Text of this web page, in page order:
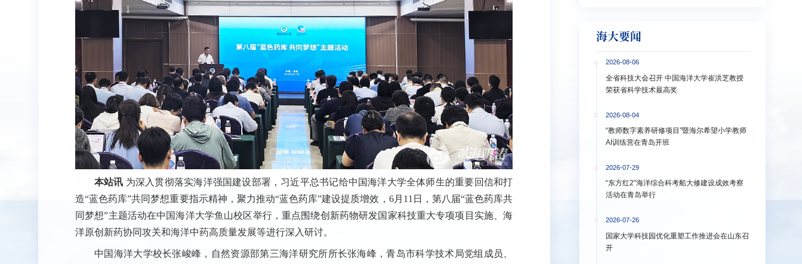
本站讯 为深入贯彻落实海洋强国建设部署，习近平总书记给中国海洋大学全体师生的重要回信和打
造“蓝色药库”共同梦想重要指示精神，聚力推动“蓝色药库”建设提质增效，6月11日，第八届“蓝色药库共
同梦想”主题活动在中国海洋大学鱼山校区举行，重点围绕创新药物研发国家科技重大专项项目实施、海
洋原创新药协同攻关和海洋中药高质量发展等进行深入研讨。
中国海洋大学校长张峻峰，自然资源部第三海洋研究所所长张海峰，青岛市科学技术局党组成员、
海大要闻
2026-08-06
全省科技大会召开 中国海洋大学崔洪芝教授
荣获省科学技术最高奖
2026-08-04
“教师数字素养研修项目”暨海尔希望小学教师
AI训练营在青岛开班
2026-07-29
“东方红2”海洋综合科考船大修建设成效考察
活动在青岛举行
2026-07-26
国家大学科技园优化重塑工作推进会在山东召
开